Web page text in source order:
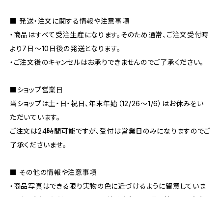
■ 発送・注文に関する情報や注意事項
・商品はすべて受注生産になります。そのため通常、ご注文受付時
より7日〜10日後の発送となります。
・ご注文後のキャンセルはお承りできませんのでご了承ください。
■ショップ営業日
当ショップは土・日・祝日、年末年始（12/26〜1/6）はお休みをい
ただいています。
ご注文は24時間可能ですが、受付は営業日のみになりますのでご
了承くださいませ。
■ その他の情報や注意事項
・商品写真はできる限り実物の色に近づけるように留意していま